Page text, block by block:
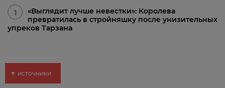
1
«Выглядит лучше невестки»: Королева
превратилась в стройняшку после унизительных
упреков Тарзана
▼ источники